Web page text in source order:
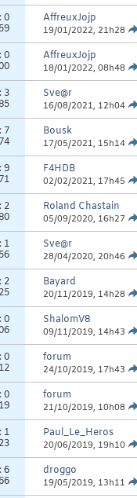
0
AffreuxJojp
19/01/2022, 21h28
0
AffreuxJojp
18/01/2022, 08h48
3
Sve@r
16/08/2021, 12h04
7
Bousk
17/05/2021, 15h14
9
F4HDB
02/02/2021, 17h45
2
Roland Chastain
05/09/2020, 16h27
1
Sve@r
28/04/2020, 20h46
2
Bayard
20/11/2019, 14h28
0
ShalomV8
09/11/2019, 14h43
0
forum
24/10/2019, 17h43
0
forum
21/10/2019, 10h08
1
Paul_Le_Heros
20/06/2019, 19h10
6
droggo
19/05/2019, 13h11